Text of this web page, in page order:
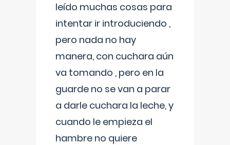
leído muchas cosas para
intentar ir introduciendo ,
pero nada no hay
manera, con cuchara aún
va tomando , pero en la
guarde no se van a parar
a darle cuchara la leche, y
cuando le empieza el
hambre no quiere